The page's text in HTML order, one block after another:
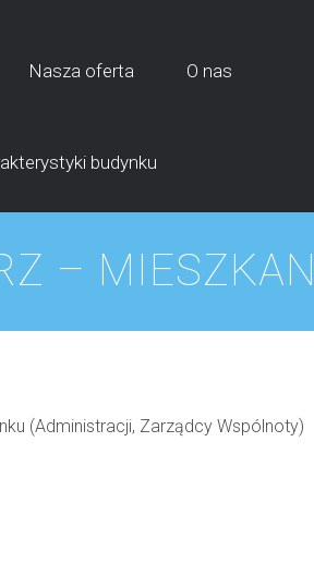
Nasza oferta O nas
budynku
–
(Administracji, Zarządcy Wspólnoty)